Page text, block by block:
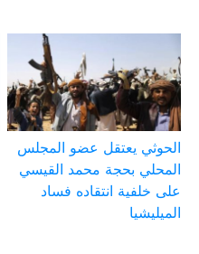
الحوثي يعتقل عضو المجلس
المحلي بحجة محمد القيسي
على خلفية انتقاده فساد
الميليشيا